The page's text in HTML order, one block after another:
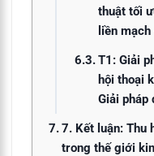
thuật tối
liền
T1: Giải
hội thoại
Giải pháp
7. Kết luận: Thu
trong thế giới